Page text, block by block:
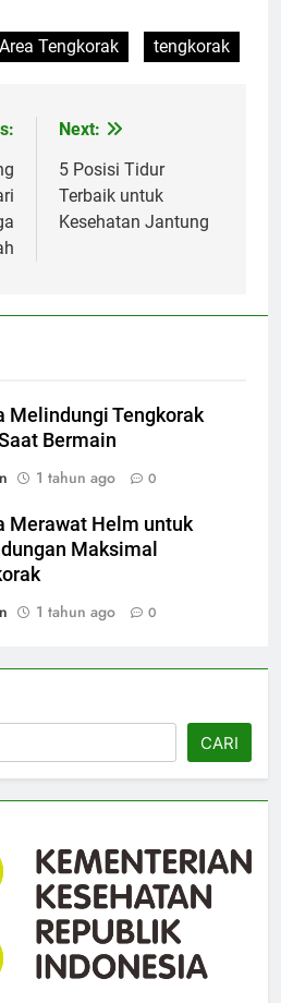
Tengkorak tengkorak
Next:
5 Posisi Tidur
Terbaik untuk
Kesehatan Jantung
Melindungi Tengkorak
Bermain
1 tahun ago 0
Merawat Helm untuk
Maksimal
1 tahun ago 0
CARI